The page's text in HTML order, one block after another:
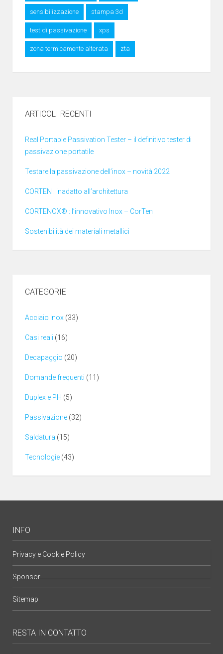
sensibilizzazione stampa 3d
test di passivazione xps
zona termicamente alterata zta
ARTICOLI RECENTI
Real Portable Passivation Tester – il definitivo tester di
passivazione portatile
Testare la passivazione dell’inox – novità 2022
CORTEN : inadatto all’architettura
CORTENOX® : l’innovativo Inox – CorTen
Sostenibilità dei materiali metallici
CATEGORIE
Acciaio Inox (33)
Casi reali (16)
Decapaggio (20)
Domande frequenti (11)
Duplex e PH (5)
Passivazione (32)
Saldatura (15)
Tecnologie (43)
INFO
Privacy e Cookie Policy
Sponsor
Sitemap
RESTA IN CONTATTO